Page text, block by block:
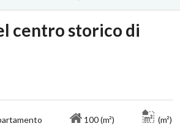
centro storico di
100 (m²) (m²)